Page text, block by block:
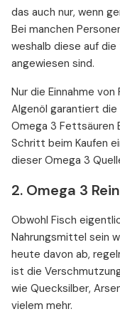
das auch nur, wenn
Bei manchen
weshalb diese auf
angewiesen sind.
Nur die Einnahme
Algenöl garantiert
Omega 3 Fettsäuren
Schritt beim Kaufen
dieser Omega 3
2. Omega 3
Obwohl Fisch
Nahrungsmittel sein
heute davon ab,
ist die
wie Quecksilber,
vielem mehr.